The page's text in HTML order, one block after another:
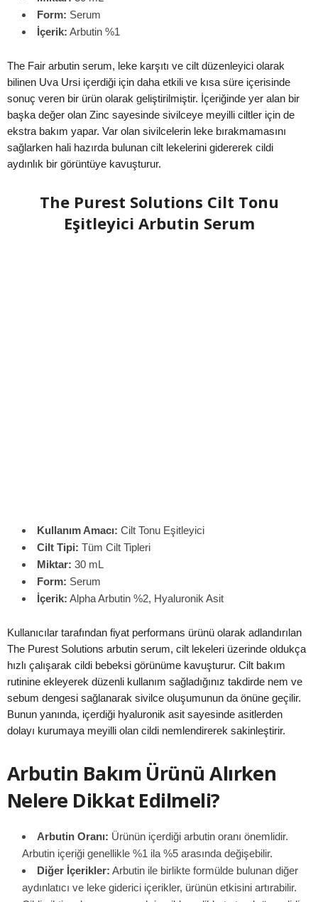
Form: Serum
İçerik: Arbutin %1
The Fair arbutin serum, leke karşıtı ve cilt düzenleyici olarak
bilinen Uva Ursi içerdiği için daha etkili ve kısa süre içerisinde
sonuç veren bir ürün olarak geliştirilmiştir. İçeriğinde yer alan bir
başka değer olan Zinc sayesinde sivilceye meyilli ciltler için de
ekstra bakım yapar. Var olan sivilcelerin leke bırakmamasını
sağlarken hali hazırda bulunan cilt lekelerini gidererek cildi
aydınlık bir görüntüye kavuşturur.
The Purest Solutions Cilt Tonu
Eşitleyici Arbutin Serum
Kullanım Amacı: Cilt Tonu Eşitleyici
Cilt Tipi: Tüm Cilt Tipleri
Miktar: 30 mL
Form: Serum
İçerik: Alpha Arbutin %2, Hyaluronik Asit
Kullanıcılar tarafından fiyat performans ürünü olarak adlandırılan
The Purest Solutions arbutin serum, cilt lekeleri üzerinde oldukça
hızlı çalışarak cildi bebeksi görünüme kavuşturur. Cilt bakım
rutinine ekleyerek düzenli kullanım sağladığınız takdirde nem ve
sebum dengesi sağlanarak sivilce oluşumunun da önüne geçilir.
Bunun yanında, içerdiği hyaluronik asit sayesinde asitlerden
dolayı kurumaya meyilli olan cildi nemlendirerek sakinleştirir.
Arbutin Bakım Ürünü Alırken
Nelere Dikkat Edilmeli?
Arbutin Oranı: Ürünün içerdiği arbutin oranı önemlidir.
Arbutin içeriği genellikle %1 ila %5 arasında değişebilir.
Diğer İçerikler: Arbutin ile birlikte formülde bulunan diğer
aydınlatıcı ve leke giderici içerikler, ürünün etkisini artırabilir.